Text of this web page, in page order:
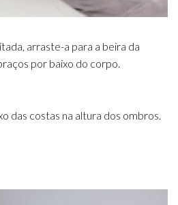
arraste-a para a beira da
por baixo do corpo.
das costas na altura dos ombros.